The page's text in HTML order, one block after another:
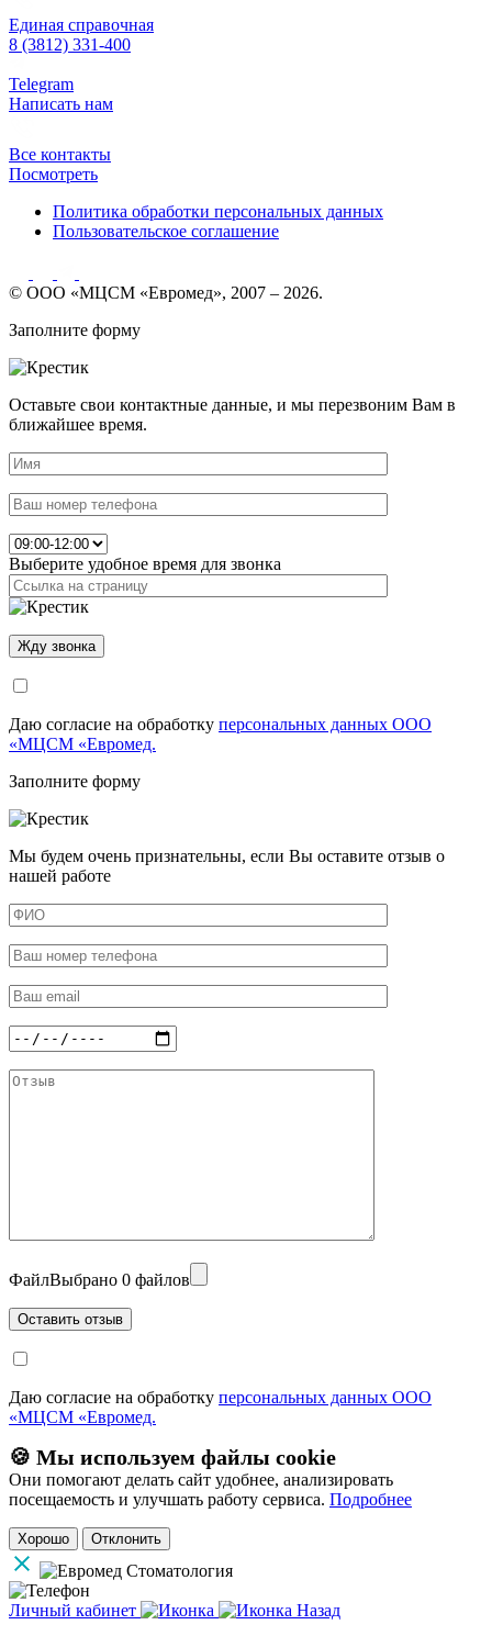
Единая справочная
8 (3812) 331-400
Telegram
Написать нам
Все контакты
Посмотреть
Политика обработки персональных данных
Пользовательское соглашение
© ООО «МЦСМ «Евромед», 2007 – 2026.
Заполните форму
Оставьте свои контактные данные, и мы перезвоним Вам в
ближайшее время.
Выберите удобное время для звонка
Даю согласие на обработку персональных данных ООО
«МЦСМ «Евромед.
Заполните форму
Мы будем очень признательны, если Вы оставите отзыв о
нашей работе
ФайлВыбрано 0 файлов
Даю согласие на обработку персональных данных ООО
«МЦСМ «Евромед.
🍪 Мы используем файлы cookie
Они помогают делать сайт удобнее, анализировать
посещаемость и улучшать работу сервиса. Подробнее
Хорошо Отклонить
Личный кабинет
Назад